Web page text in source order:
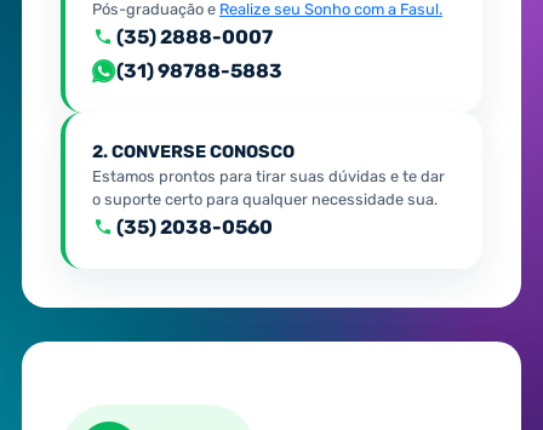
Pós-graduação e Realize seu Sonho com a Fasul.
(35) 2888-0007
(31) 98788-5883
2. CONVERSE CONOSCO
Estamos prontos para tirar suas dúvidas e te dar
o suporte certo para qualquer necessidade sua.
(35) 2038-0560